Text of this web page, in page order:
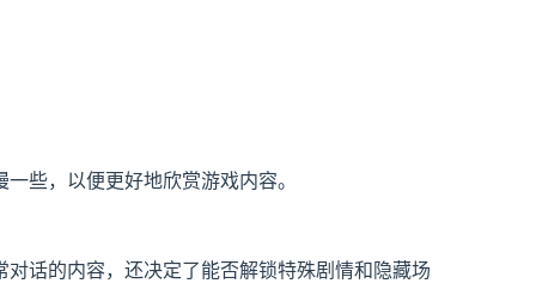
些，以便更好地欣赏游戏内容。
话的内容，还决定了能否解锁特殊剧情和隐藏场